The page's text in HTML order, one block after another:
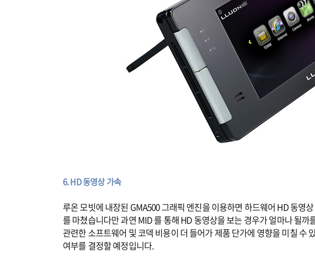
6. HD 동영상 가속
루온 모빗에 내장된 GMA500 그래픽 엔진을 이용하면 하드웨어 HD 동영
를 마쳤습니다만 과연 MID 를 통해 HD 동영상을 보는 경우가 얼마나 될까
관련한 소프트웨어 및 코덱 비용이 더 들어가 제품 단가에 영향을 미칠 수
여부를 결정할 예정입니다.